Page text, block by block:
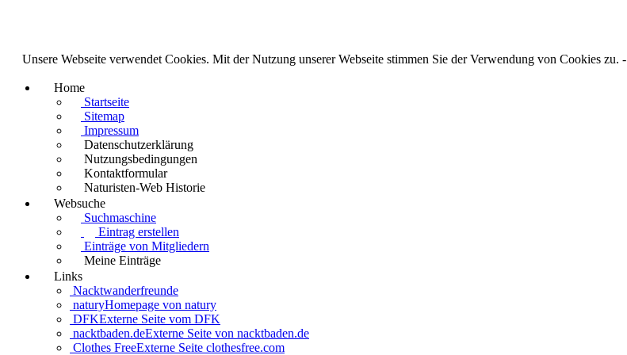
Unsere Webseite verwendet Cookies. Mit der Nutzung unserer Webseite stimmen Sie der Verwendung von Cookies zu. -
Home
Startseite
Sitemap
Impressum
Datenschutzerklärung
Nutzungsbedingungen
Kontaktformular
Naturisten-Web Historie
Websuche
Suchmaschine
Eintrag erstellen
Einträge von Mitgliedern
Meine Einträge
Links
Nacktwanderfreunde
naturyHomepage von natury
DFKExterne Seite vom DFK
nacktbaden.deExterne Seite von nacktbaden.de
Clothes FreeExterne Seite clothesfree.com